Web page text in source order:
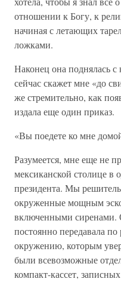
отношении к Богу, к
начиная с летающих
ложками.
Наконец она поднялась
сейчас скажет мне «до
же стремительно, как
издала еще один приказ.
«Вы поедете ко мне
Разумеется, мне еще не
мексиканской столице
президента. Мы
окруженные мощным
включенными сиренами.
постоянно передавала
окружению, которым
были всевозможные
компакт-кассет,